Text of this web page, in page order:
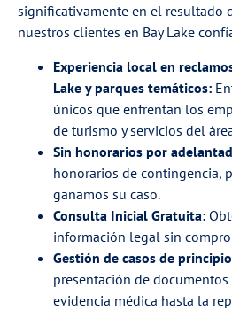
significativamente en el resultado
nuestros clientes en Bay Lake
Experiencia local en
Lake y parques temáticos:
únicos que enfrentan los
de turismo y servicios del
Sin honorarios por
honorarios de contingencia,
ganamos su caso.
Consulta Inicial Gratuita:
información legal sin
Gestión de casos de
presentación de
evidencia médica hasta la